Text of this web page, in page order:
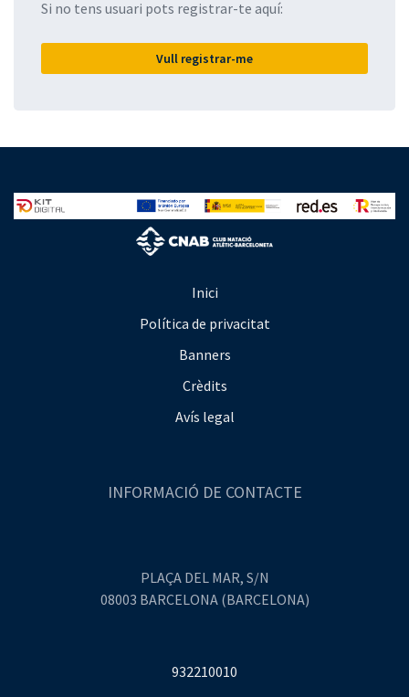
Si no tens usuari pots registrar-te aquí:
Vull registrar-me
Inici
Política de privacitat
Banners
Crèdits
Avís legal
INFORMACIÓ DE CONTACTE
PLAÇA DEL MAR, S/N
08003 BARCELONA (BARCELONA)
932210010